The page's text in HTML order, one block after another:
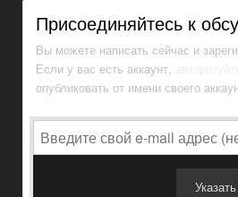
Присоединяйтесь к
Вы можете написать сейчас и
Если у вас есть аккаунт,
опубликовать от имени своего